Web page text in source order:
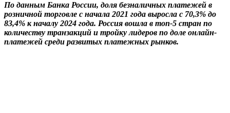
По данным Банка России, доля безналичных платежей в
розничной торговле с начала 2021 года выросла с 70,3% до
83,4% к началу 2024 года. Россия вошла в топ-5 стран по
количеству транзакций и тройку лидеров по доле онлайн-
платежей среди развитых платежных рынков.